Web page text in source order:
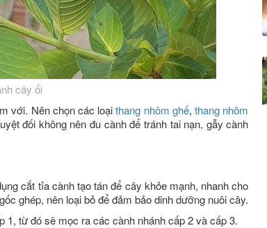
cây ổi
với. Nên chọn các loạithang nhôm ghế,thang nhôm
đối không nên đu cành để tránh tai nạn, gẫy cành
cắt tỉa cành tạo tán để cây khỏe mạnh, nhanh cho
ghép, nên loại bỏ để đảm bảo dinh dưỡng nuôi cây.
từ đó sẽ mọc ra các cành nhánh cấp 2 và cấp 3.